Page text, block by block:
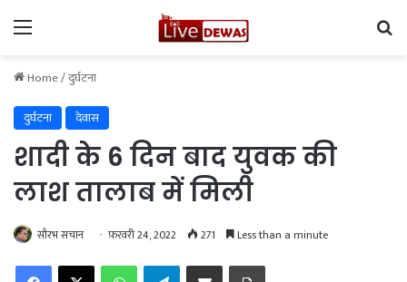
Home/दुर्घटना
दुर्घटना
देवास
शादी के 6 दिन बाद युवक की
लाश तालाब में मिली
सौरभ सचान फ़रवरी 24, 2022 271 Less than a minute
Telegram